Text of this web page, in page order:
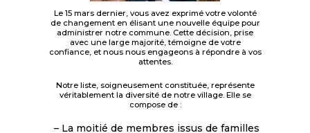
Le 15 mars dernier, vous avez exprimé votre volonté
de changement en élisant une nouvelle équipe pour
administrer notre commune. Cette décision, prise
avec une large majorité, témoigne de votre
confiance, et nous nous engageons à répondre à vos
attentes.
Notre liste, soigneusement constituée, représente
véritablement la diversité de notre village. Elle se
compose de :
– La moitié de membres issus de familles